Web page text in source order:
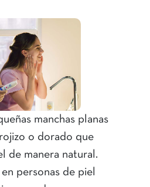
manchas planas
o dorado que
de manera natural.
personas de piel